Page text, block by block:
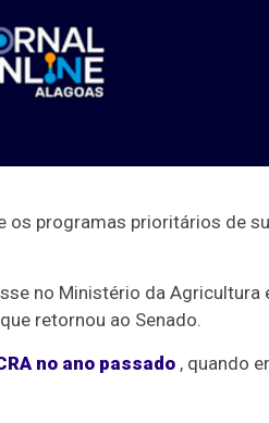
programas prioritários de
no Ministério da Agricultura
retornou ao Senado.
no ano passado , quando